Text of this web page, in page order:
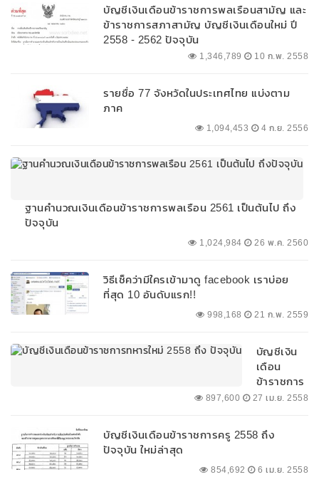
บัญชีเงินเดือนข้าราชการพลเรือนสามัญ และ
ข้าราชการสภาสามัญ บัญชีเงินเดือนใหม่ ปี
2558 - 2562 ปัจจุบัน
1,346,789 10 ก.พ. 2558
รายชื่อ 77 จังหวัดในประเทศไทย แบ่งตาม
ภาค
1,094,453 4 ก.ย. 2556
ฐานคำนวณเงินเดือนข้าราชการพลเรือน 2561 เป็นต้นไป ถึง
ปัจจุบัน
1,024,984 26 พ.ค. 2560
วิธีเช็คว่ามีใครเข้ามาดู facebook เราบ่อย
ที่สุด 10 อันดับแรก!!
998,168 21 ก.พ. 2559
บัญชีเงิน
เดือน
ข้าราชการ
ทหารใหม่
ปัจจุบัน
897,600 27 เม.ย. 2558
บัญชีเงินเดือนข้าราชการครู 2558 ถึง
ปัจจุบัน ใหม่ล่าสุด
854,692 6 เม.ย. 2558